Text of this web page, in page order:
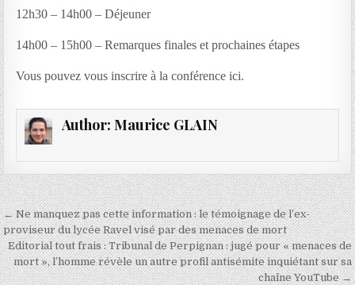
12h30 – 14h00 – Déjeuner
14h00 – 15h00 – Remarques finales et prochaines étapes
Vous pouvez vous inscrire à la conférence ici.
Author: Maurice GLAIN
Navigation
de
l’article
← Ne manquez pas cette information : le témoignage de l’ex-
proviseur du lycée Ravel visé par des menaces de mort
Editorial tout frais : Tribunal de Perpignan : jugé pour « menaces de
mort », l’homme révèle un autre profil antisémite inquiétant sur sa
chaîne YouTube →